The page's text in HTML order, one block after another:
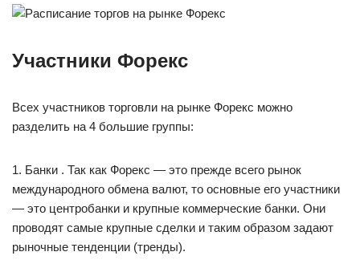
Участники Форекс
Всех участников торговли на рынке Форекс можно
разделить на 4 большие группы:
1. Банки . Так как Форекс — это прежде всего рынок
международного обмена валют, то основные его участники
— это центробанки и крупные коммерческие банки. Они
проводят самые крупные сделки и таким образом задают
рыночные тенденции (тренды).